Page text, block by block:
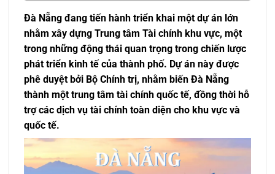
Đà Nẵng đang tiến hành triển khai một dự án lớn
nhằm xây dựng Trung tâm Tài chính khu vực, một
trong những động thái quan trọng trong chiến lược
phát triển kinh tế của thành phố. Dự án này được
phê duyệt bởi Bộ Chính trị, nhằm biến Đà Nẵng
thành một trung tâm tài chính quốc tế, đồng thời hỗ
trợ các dịch vụ tài chính toàn diện cho khu vực và
quốc tế.